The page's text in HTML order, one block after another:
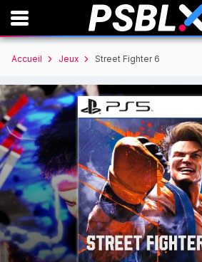
Accueil Jeux Street Fighter 6